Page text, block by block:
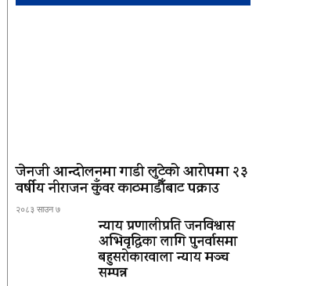
जेनजी आन्दोलनमा गाडी लुटेको आरोपमा २३
वर्षीय नीराजन कुँवर काठमाडौँबाट पक्राउ
२०८३ साउन ७
न्याय प्रणालीप्रति जनविश्वास
अभिवृद्धिका लागि पुनर्वासमा
बहुसरोकारवाला न्याय मञ्च
सम्पन्न